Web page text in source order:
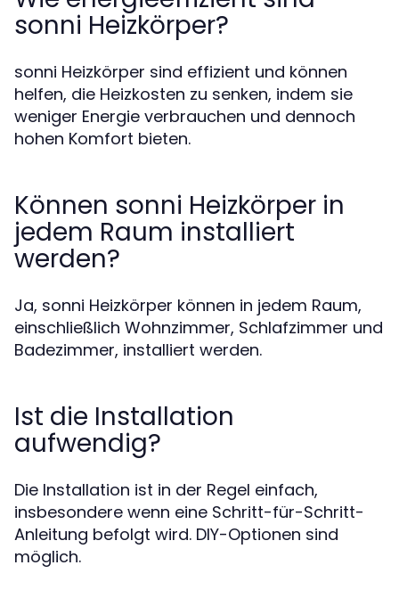
sonni Heizkörper?
sonni Heizkörper sind effizient und können
helfen, die Heizkosten zu senken, indem sie
weniger Energie verbrauchen und dennoch
hohen Komfort bieten.
Können sonni Heizkörper in
jedem Raum installiert
werden?
Ja, sonni Heizkörper können in jedem Raum,
einschließlich Wohnzimmer, Schlafzimmer und
Badezimmer, installiert werden.
Ist die Installation
aufwendig?
Die Installation ist in der Regel einfach,
insbesondere wenn eine Schritt-für-Schritt-
Anleitung befolgt wird. DIY-Optionen sind
möglich.